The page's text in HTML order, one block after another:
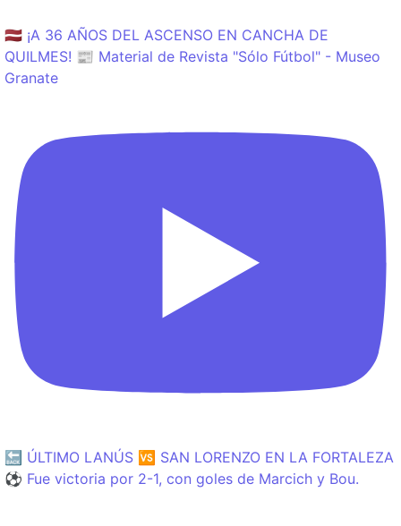
🇱🇻 ¡A 36 AÑOS DEL ASCENSO EN CANCHA DE
QUILMES! 📰 Material de Revista "Sólo Fútbol" - Museo
Granate
🔙 ÚLTIMO LANÚS 🆚 SAN LORENZO EN LA FORTALEZA
⚽️ Fue victoria por 2-1, con goles de Marcich y Bou.